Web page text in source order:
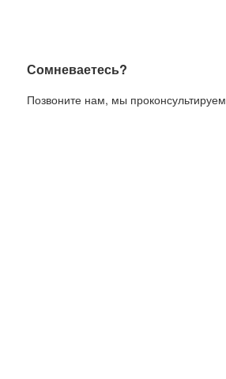
Сомневаетесь?
Позвоните нам, мы проконсультируем